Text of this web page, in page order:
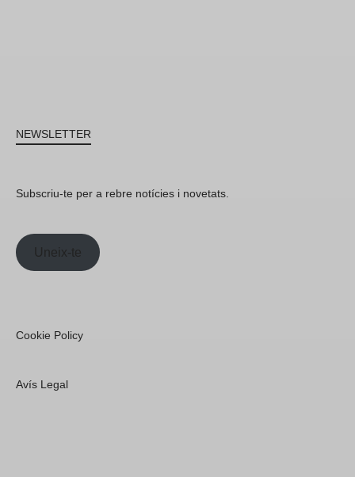
NEWSLETTER
Subscriu-te per a rebre notícies i novetats.
Uneix-te
Cookie Policy
Avís Legal